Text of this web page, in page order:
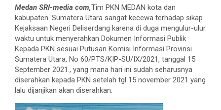
Medan SRI-media com,Tim PKN MEDAN kota dan
kabupaten. Sumatera Utara sangat kecewa terhadap sikap
Kejaksaan Negeri Deliserdang karena di duga mengulur-ulur
waktu untuk menyerahkan Dokumen Informasi Publik
Kepada PKN sesuai Putusan Komisi Informasi Provinsi
Sumatera Utara, No 60/PTS/KIP-SU/IX/2021, tanggal 15
September 2021., yang mana hari ini sudah seharusnya
diserahkan kepada PKN setelah tgl 15 november 2021 yang
lalu dijanjikan akan diserahkan.